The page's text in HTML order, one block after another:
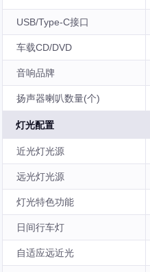
USB/Type-C接口
车载CD/DVD
音响品牌
扬声器喇叭数量(个)
灯光配置
近光灯光源
远光灯光源
灯光特色功能
日间行车灯
自适应远近光